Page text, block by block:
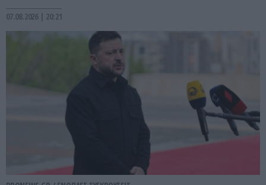
07.08.2026 | 20:21